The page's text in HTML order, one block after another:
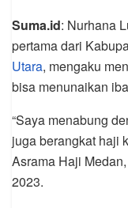
Suma.id: Nurhana
pertama dari
Utara, mengaku
bisa menunaikan
“Saya menabung
juga berangkat haji
Asrama Haji
2023.